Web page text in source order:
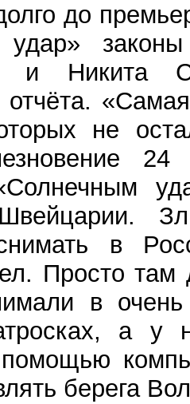
до
удар»
и Никита
отчёта.
не
в
Просто там
в очень
а
берега